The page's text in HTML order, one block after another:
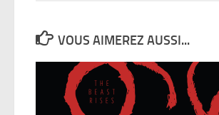
VOUS AIMEREZ AUSSI...